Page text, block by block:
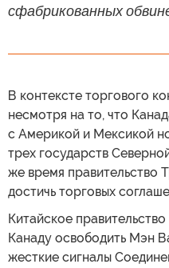
сфабрикованных
В контексте торгового
несмотря на то, что
с Америкой и Мексикой
трех государств
же время правительство
достичь торговых
Китайское
Канаду освободить Мэн
жесткие сигналы